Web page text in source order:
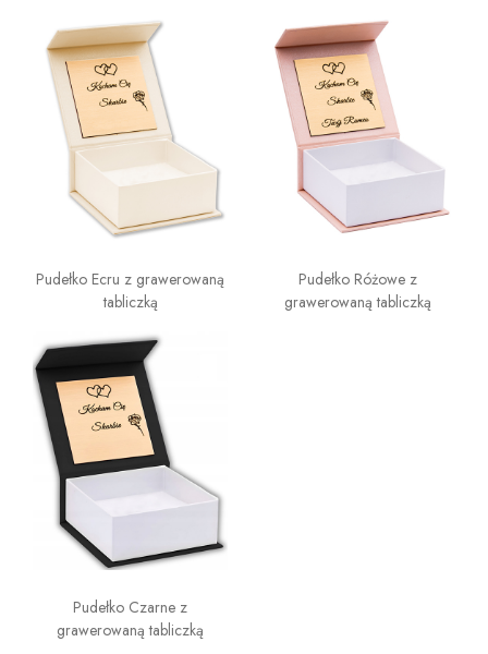
Pudełko Ecru z grawerowaną
tabliczką
Pudełko Różowe z
grawerowaną tabliczką
Pudełko Czarne z
grawerowaną tabliczką